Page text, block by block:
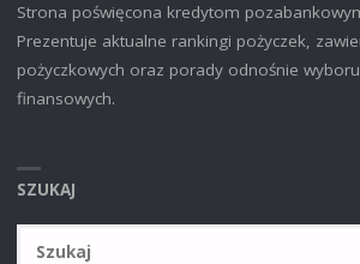
Strona poświęcona kredytom
Prezentuje aktualne rankingi pożyczek,
pożyczkowych oraz porady odnośnie
finansowych.
SZUKAJ